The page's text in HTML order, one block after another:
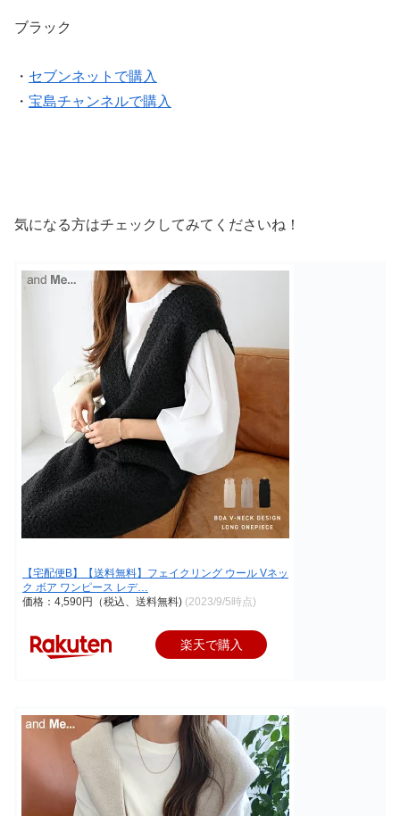
ブラック
・ セブンネットで購入
・ 宝島チャンネルで購入
気になる方はチェックしてみてくださいね！
【宅配便B】【送料無料】フェイクリング ウール Vネッ
ク ボア ワンピース レデ…
価格：4,590円（税込、送料無料) (2023/9/5時点)
楽天で購入